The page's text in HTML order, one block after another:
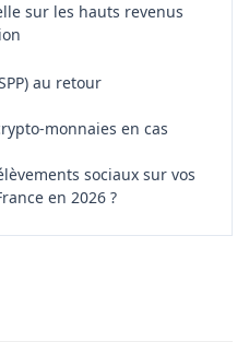
sur les hauts revenus
au retour
monnaies en cas
sociaux sur vos
en 2026 ?